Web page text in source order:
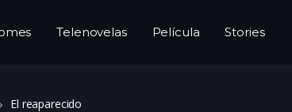
Telenovelas Película Stories
El reaparecido